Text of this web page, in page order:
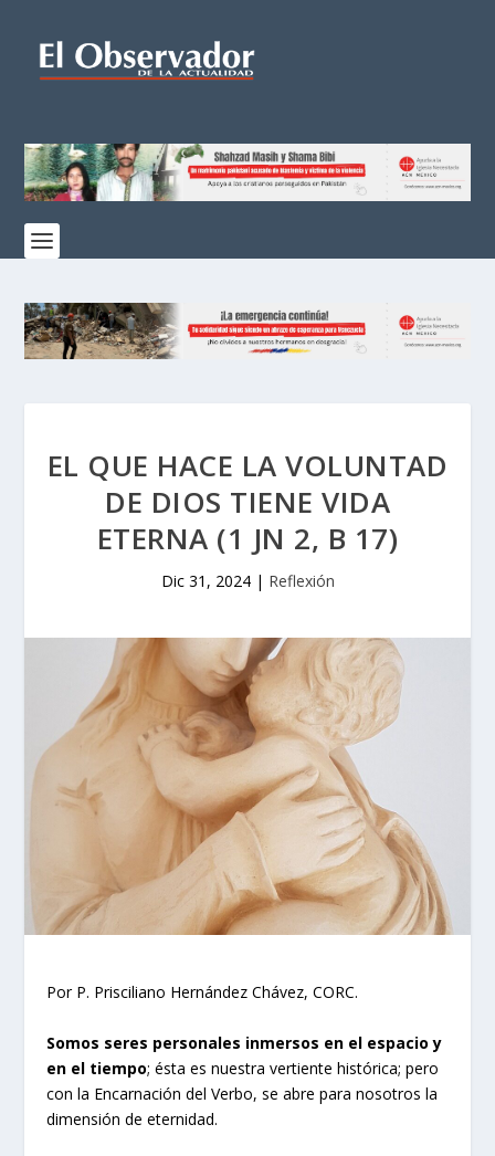
EL QUE HACE LA VOLUNTAD
DE DIOS TIENE VIDA
ETERNA (1 JN 2, B 17)
Dic 31, 2024| Reflexión
Por P. Prisciliano Hernández Chávez, CORC.
Somos seres personales inmersos en el espacio y
en el tiempo; ésta es nuestra vertiente histórica; pero
con la Encarnación del Verbo, se abre para nosotros la
dimensión de eternidad.